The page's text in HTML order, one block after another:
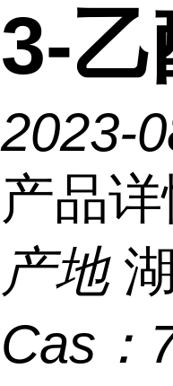
3-
2023-
产品
产地
Cas：